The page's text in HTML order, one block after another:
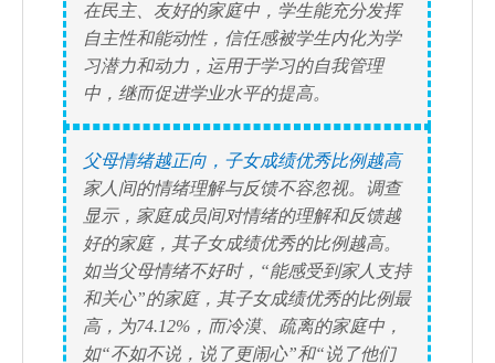
在民主、友好的家庭中，学生能充分发挥
自主性和能动性，信任感被学生内化为学
习潜力和动力，运用于学习的自我管理
中，继而促进学业水平的提高。
父母情绪越正向，子女成绩优秀比例越高
家人间的情绪理解与反馈不容忽视。调查
显示，家庭成员间对情绪的理解和反馈越
好的家庭，其子女成绩优秀的比例越高。
如当父母情绪不好时，“能感受到家人支持
和关心”的家庭，其子女成绩优秀的比例最
高，为74.12%，而冷漠、疏离的家庭中，
如“不如不说，说了更闹心”和“说了他们